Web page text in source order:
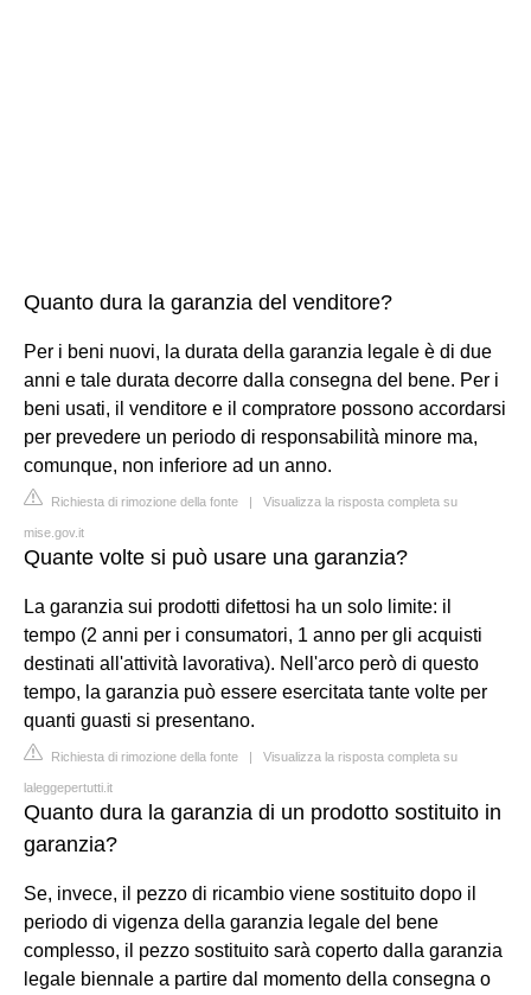
Quanto dura la garanzia del venditore?
Per i beni nuovi, la durata della garanzia legale è di due
anni e tale durata decorre dalla consegna del bene. Per i
beni usati, il venditore e il compratore possono accordarsi
per prevedere un periodo di responsabilità minore ma,
comunque, non inferiore ad un anno.
Richiesta di rimozione della fonte | Visualizza la risposta completa su
mise.gov.it
Quante volte si può usare una garanzia?
La garanzia sui prodotti difettosi ha un solo limite: il
tempo (2 anni per i consumatori, 1 anno per gli acquisti
destinati all'attività lavorativa). Nell'arco però di questo
tempo, la garanzia può essere esercitata tante volte per
quanti guasti si presentano.
Richiesta di rimozione della fonte | Visualizza la risposta completa su
laleggepertutti.it
Quanto dura la garanzia di un prodotto sostituito in
garanzia?
Se, invece, il pezzo di ricambio viene sostituito dopo il
periodo di vigenza della garanzia legale del bene
complesso, il pezzo sostituito sarà coperto dalla garanzia
legale biennale a partire dal momento della consegna o